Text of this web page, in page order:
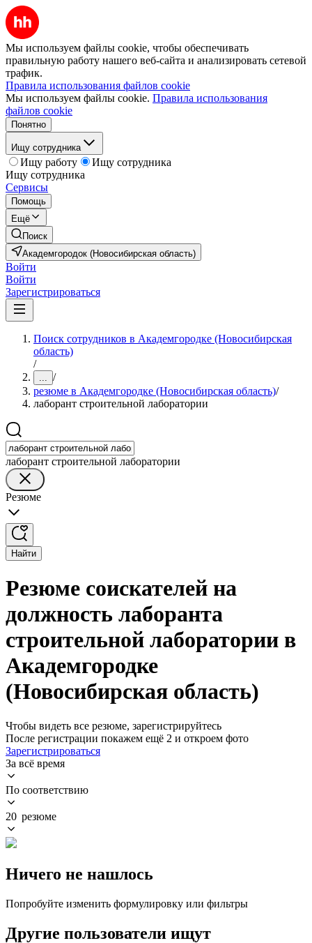
Мы используем файлы cookie, чтобы обеспечивать
правильную работу нашего веб-сайта и анализировать сетевой
трафик.
Правила использования файлов cookie
Мы используем файлы cookie. Правила использования
файлов cookie
Понятно
Ищу сотрудника
Ищу работу
Ищу сотрудника
Ищу сотрудника
Сервисы
Помощь
Ещё
Поиск
Академгородок (Новосибирская область)
Войти
Войти
Зарегистрироваться
Поиск сотрудников в Академгородке (Новосибирская
область)
/
... /
резюме в Академгородке (Новосибирская область)/
лаборант строительной лаборатории
лаборант строительной лаборатории
Резюме
Найти
Резюме соискателей на
должность лаборанта
строительной лаборатории в
Академгородке
(Новосибирская область)
Чтобы видеть все резюме, зарегистрируйтесь
После регистрации покажем ещё 2 и откроем фото
Зарегистрироваться
За всё время
По соответствию
20 резюме
Ничего не нашлось
Попробуйте изменить формулировку или фильтры
Другие пользователи ищут